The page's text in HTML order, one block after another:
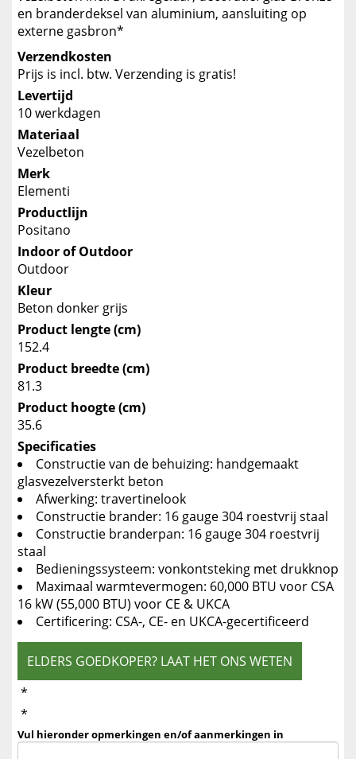
en branderdeksel van aluminium, aansluiting op
externe gasbron*
Verzendkosten
Prijs is incl. btw. Verzending is gratis!
Levertijd
10 werkdagen
Materiaal
Vezelbeton
Merk
Elementi
Productlijn
Positano
Indoor of Outdoor
Outdoor
Kleur
Beton donker grijs
Product lengte (cm)
152.4
Product breedte (cm)
81.3
Product hoogte (cm)
35.6
Specificaties
Constructie van de behuizing: handgemaakt
glasvezelversterkt beton
Afwerking: travertinelook
Constructie brander: 16 gauge 304 roestvrij staal
Constructie branderpan: 16 gauge 304 roestvrij
staal
Bedieningssysteem: vonkontsteking met drukknop
Maximaal warmtevermogen: 60,000 BTU voor CSA
16 kW (55,000 BTU) voor CE & UKCA
Certificering: CSA-, CE- en UKCA-gecertificeerd
ELDERS GOEDKOPER? LAAT HET ONS WETEN
*
*
Vul hieronder opmerkingen en/of aanmerkingen in